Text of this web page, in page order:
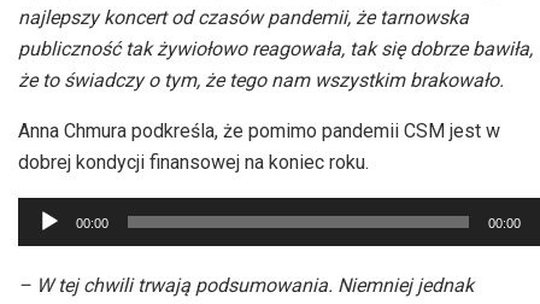
najlepszy koncert od czasów pandemii, że tarnowska
publiczność tak żywiołowo reagowała, tak się dobrze bawiła,
że to świadczy o tym, że tego nam wszystkim brakowało.
Anna Chmura podkreśla, że pomimo pandemii CSM jest w
dobrej kondycji finansowej na koniec roku.
Odtwarzacz
plików
dźwiękowych
00:00 00:00
– W tej chwili trwają podsumowania. Niemniej jednak